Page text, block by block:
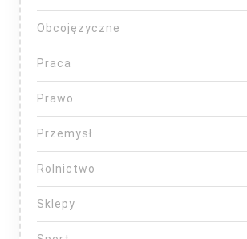
Obcojęzyczne
Praca
Prawo
Przemysł
Rolnictwo
Sklepy